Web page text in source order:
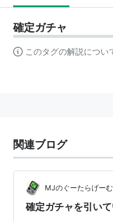
確定ガチャ
このタグの解説につい
関連ブログ
MJのぐーたらげー
確定ガチャを引いて